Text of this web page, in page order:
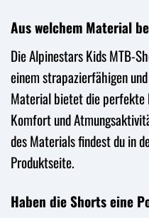
Aus welchem Material
Die Alpinestars Kids MTB-
einem strapazierfähigen
Material bietet die perfekte
Komfort und
des Materials findest du in
Produktseite.
Haben die Shorts eine